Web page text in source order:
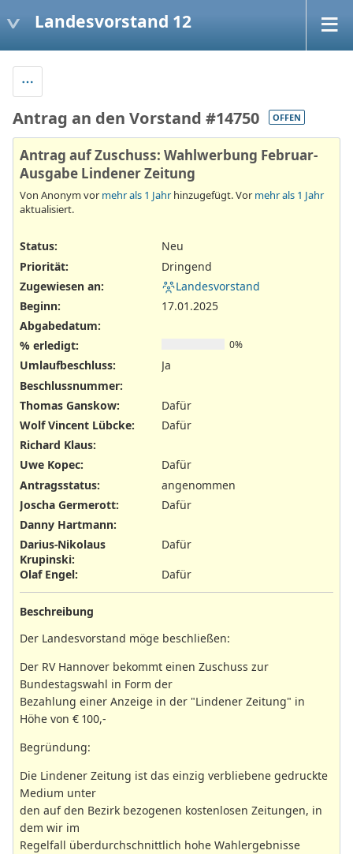
Landesvorstand 12
Antrag an den Vorstand #14750 OFFEN
Antrag auf Zuschuss: Wahlwerbung Februar-
Ausgabe Lindener Zeitung
Von Anonym vor mehr als 1 Jahrhinzugefügt. Vor mehr als 1 Jahr
aktualisiert.
Status:
Neu
Priorität:
Dringend
Zugewiesen an:
Landesvorstand
Beginn:
17.01.2025
Abgabedatum:
% erledigt:
0%
Umlaufbeschluss:
Ja
Beschlussnummer:
Thomas Ganskow:
Dafür
Wolf Vincent Lübcke:
Dafür
Richard Klaus:
Uwe Kopec:
Dafür
Antragsstatus:
angenommen
Joscha Germerott:
Dafür
Danny Hartmann:
Darius-Nikolaus
Krupinski:
Dafür
Olaf Engel: Dafür
Beschreibung
Der Landesvorstand möge beschließen:
Der RV Hannover bekommt einen Zuschuss zur
Bundestagswahl in Form der
Bezahlung einer Anzeige in der "Lindener Zeitung" in
Höhe von € 100,-
Begründung:
Die Lindener Zeitung ist das einzig verbliebene gedruckte
Medium unter
den auf den Bezirk bezogenen kostenlosen Zeitungen, in
dem wir im
Regelfall überdurchschnittlich hohe Wahlergebnisse